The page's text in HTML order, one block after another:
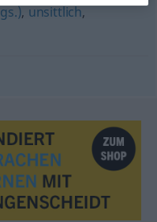
, unsittlich,